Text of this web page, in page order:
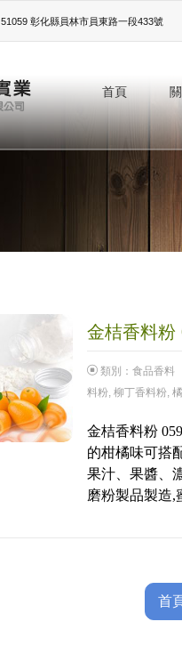
51059 彰化縣員林市員東路一段433號‎
首頁
金桔香料粉
類別： 食品香料
料粉, 柳丁香料粉,
金桔香料粉
的柑橘味可搭
果汁、果醬、
磨粉製品製造,
首